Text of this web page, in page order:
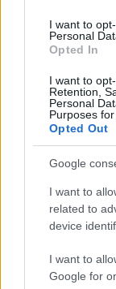
consent section.
I want to
Personal
Opted In
I want to
Retention,
Personal
Purposes
Opted Out
Google
I want to
related to
device
I want to
Google for
NORD-AMERICA
Il "mistero"
vittime in
AMERICA LATINA
Dalla
consegna ai
NORD-AMERICA